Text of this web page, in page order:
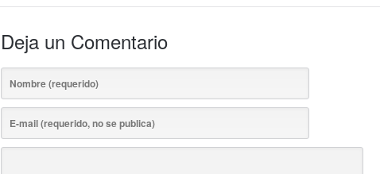
Deja un Comentario